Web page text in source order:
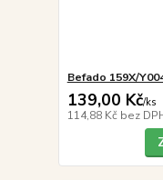
Befado 159X/
139,00 Kč/ks
114,88 Kč bez